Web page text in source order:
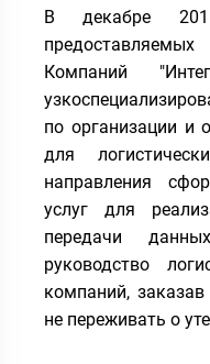
В декабре
Компаний
по организации и
для
направления
услуг для
передачи
руководство
компаний,
не переживать о